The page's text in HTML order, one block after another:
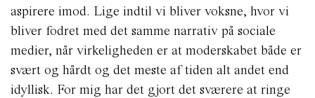
aspirere imod. Lige indtil vi bliver voksne, hvor vi
bliver fodret med det samme narrativ på sociale
medier, når virkeligheden er at moderskabet både er
svært og hårdt og det meste af tiden alt andet end
idyllisk. For mig har det gjort det sværere at ringe